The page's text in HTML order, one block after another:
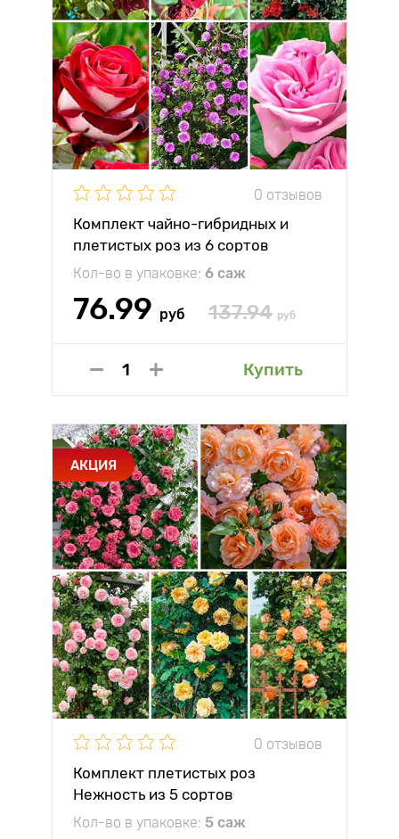
0 отзывов
Комплект чайно-гибридных и
плетистых роз из 6 сортов
Кол-во в упаковке: 6 саж
76.99 руб 137.94 руб
Купить
АКЦИЯ
0 отзывов
Комплект плетистых роз
Нежность из 5 сортов
Кол-во в упаковке: 5 саж